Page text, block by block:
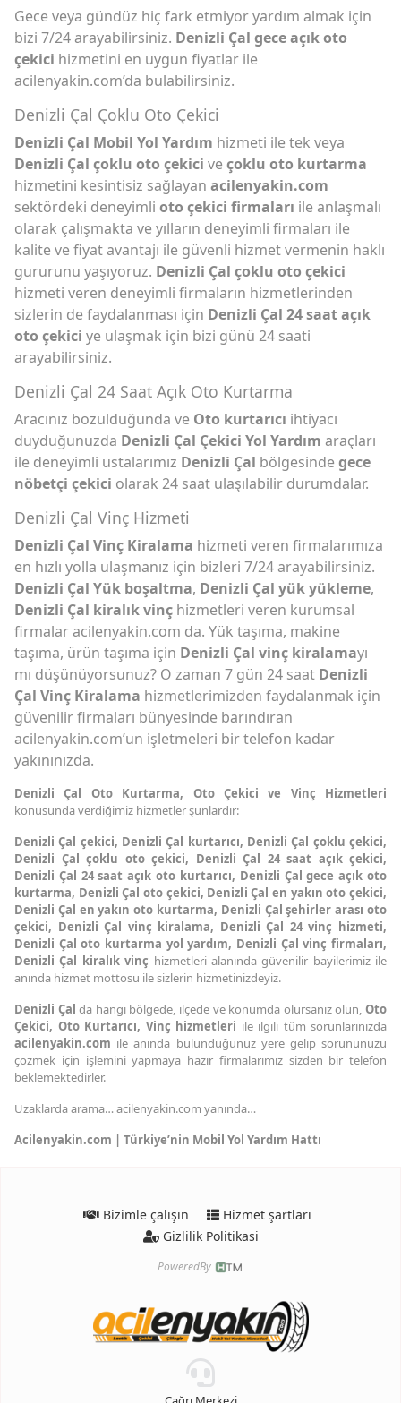
Gece veya gündüz hiç fark etmiyor yardım almak için
bizi 7/24 arayabilirsiniz. Denizli Çal gece açık oto
çekici hizmetini en uygun fiyatlar ile
acilenyakin.com’da bulabilirsiniz.
Denizli Çal Çoklu Oto Çekici
Denizli Çal Mobil Yol Yardım hizmeti ile tek veya
Denizli Çal çoklu oto çekici veçoklu oto kurtarma
hizmetini kesintisiz sağlayan acilenyakin.com
sektördeki deneyimli oto çekici firmaları ile anlaşmalı
olarak çalışmakta ve yılların deneyimli firmaları ile
kalite ve fiyat avantajı ile güvenli hizmet vermenin haklı
gururunu yaşıyoruz. Denizli Çal çoklu oto çekici
hizmeti veren deneyimli firmaların hizmetlerinden
sizlerin de faydalanması için Denizli Çal 24 saat açık
oto çekici ye ulaşmak için bizi günü 24 saati
arayabilirsiniz.
Denizli Çal 24 Saat Açık Oto Kurtarma
Aracınız bozulduğunda ve Oto kurtarıcı ihtiyacı
duyduğunuzda Denizli Çal Çekici Yol Yardım araçları
ile deneyimli ustalarımız Denizli Çal bölgesindegece
nöbetçi çekici olarak 24 saat ulaşılabilir durumdalar.
Denizli Çal Vinç Hizmeti
Denizli Çal Vinç Kiralama hizmeti veren firmalarımıza
en hızlı yolla ulaşmanız için bizleri 7/24 arayabilirsiniz.
Denizli Çal Yük boşaltma, Denizli Çal yük yükleme,
Denizli Çal kiralık vinç hizmetleri veren kurumsal
firmalar acilenyakin.com da. Yük taşıma, makine
taşıma, ürün taşıma için Denizli Çal vinç kiralamayı
mı düşünüyorsunuz? O zaman 7 gün 24 saat Denizli
Çal Vinç Kiralama hizmetlerimizden faydalanmak için
güvenilir firmaları bünyesinde barındıran
acilenyakin.com’un işletmeleri bir telefon kadar
yakınınızda.
Denizli Çal Oto Kurtarma, Oto Çekici ve Vinç Hizmetleri
konusunda verdiğimiz hizmetler şunlardır:
Denizli Çal çekici, Denizli Çal kurtarıcı, Denizli Çal çoklu çekici,
Denizli Çal çoklu oto çekici, Denizli Çal 24 saat açık çekici,
Denizli Çal 24 saat açık oto kurtarıcı, Denizli Çal gece açık oto
kurtarma, Denizli Çal oto çekici, Denizli Çal en yakın oto çekici,
Denizli Çal en yakın oto kurtarma, Denizli Çal şehirler arası oto
çekici, Denizli Çal vinç kiralama, Denizli Çal 24 vinç hizmeti,
Denizli Çal oto kurtarma yol yardım, Denizli Çal vinç firmaları,
Denizli Çal kiralık vinç hizmetleri alanında güvenilir bayilerimiz ile
anında hizmet mottosu ile sizlerin hizmetinizdeyiz.
Denizli Çalda hangi bölgede, ilçede ve konumda olursanız olun,Oto
Çekici, Oto Kurtarıcı, Vinç hizmetleri ile ilgili tüm sorunlarınızda
acilenyakin.com ile anında bulunduğunuz yere gelip sorununuzu
çözmek için işlemini yapmaya hazır firmalarımız sizden bir telefon
beklemektedirler.
Uzaklarda arama… acilenyakin.com yanında…
Acilenyakin.com | Türkiye’nin Mobil Yol Yardım Hattı
Bizimle çalışın
Hizmet şartları
Gizlilik Politikasi
PoweredBy